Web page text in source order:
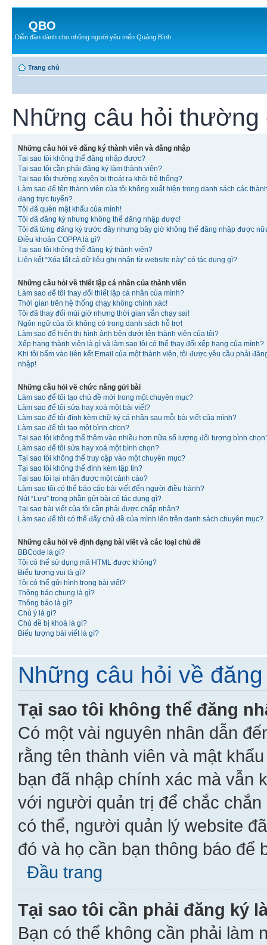
QBO
Diễn đàn dành cho những người yêu mến Quảng Bình
Trang chủ
Những câu hỏi thường
Những câu hỏi về đăng ký thành viên và đăng nhập
Tại sao tôi không thể đăng nhập được?
Tại sao tôi cần phải đăng ký làm thành viên?
Tại sao tôi thường xuyên bị thoát ra khỏi hệ thống?
Làm sao để tên thành viên của tôi không xuất hiện trong danh sách các
đang trực tuyến?
Tôi đã quên mật khẩu của mình!
Tôi đã đăng ký nhưng không thể đăng nhập được!
Tôi đã từng đăng ký trước đây nhưng bây giờ không thể đăng nhập được
Điều khoản COPPA là gì?
Tại sao tôi không thể đăng ký thành viên?
Liên kết “Xóa tất cả dữ liệu ghi nhận từ website này” có tác dụng gì?
Những câu hỏi về thiết lập cá nhân của thành viên
Làm sao để tôi thay đổi thiết lập cá nhân của mình?
Thời gian trên hệ thống chạy không chính xác!
Tôi đã thay đổi múi giờ nhưng thời gian vẫn chạy sai!
Ngôn ngữ của tôi không có trong danh sách hỗ trợ!
Làm sao để hiển thị hình ảnh bên dưới tên thành viên của tôi?
Xếp hạng thành viên là gì và làm sao tôi có thể thay đổi xếp hạng của mình?
Khi tôi bấm vào liên kết Email của một thành viên, tôi được yêu cầu phải
nhập!
Những câu hỏi về chức năng gửi bài
Làm sao để tôi tạo chủ đề mới trong một chuyên mục?
Làm sao để tôi sửa hay xoá một bài viết?
Làm sao để tôi đính kèm chữ ký cá nhân sau mỗi bài viết của mình?
Làm sao để tôi tạo một bình chọn?
Tại sao tôi không thể thêm vào nhiều hơn nữa số lượng đối tượng bình
Làm sao để tôi sửa hay xoá một bình chọn?
Tại sao tôi không thể truy cập vào một chuyên mục?
Tại sao tôi không thể đính kèm tập tin?
Tại sao tôi lại nhận được một cảnh cáo?
Làm sao tôi có thể báo cáo bài viết đến người điều hành?
Nút “Lưu” trong phần gửi bài có tác dụng gì?
Tại sao bài viết của tôi cần phải được chấp nhận?
Làm sao để tôi có thể đẩy chủ đề của mình lên trên danh sách chuyên mục?
Những câu hỏi về định dạng bài viết và các loại chủ đề
BBCode là gì?
Tôi có thể sử dụng mã HTML được không?
Biểu tượng vui là gì?
Tôi có thể gửi hình trong bài viết?
Thông báo chung là gì?
Thông báo là gì?
Chú ý là gì?
Chủ đề bị khoá là gì?
Biểu tượng bài viết là gì?
Những câu hỏi về
Tại sao tôi không thể đăng
Có một vài nguyên nhân dẫn
rằng tên thành viên và mật
bạn đã nhập chính xác mà vẫn
với người quản trị để chắc
có thể, người quản lý website
đó và họ cần bạn thông báo để
Đầu trang
Tại sao tôi cần phải đăng ký
Bạn có thể không cần phải làm